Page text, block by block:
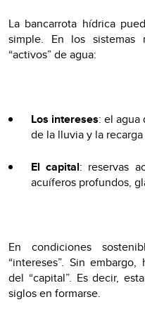
La bancarrota hídrica
simple. En los sistemas
“activos” de agua:
Los intereses: el agua
de la lluvia y la
El capital: reservas
acuíferos profundos,
En condiciones
“intereses”. Sin
del “capital”. Es decir,
siglos en formarse.